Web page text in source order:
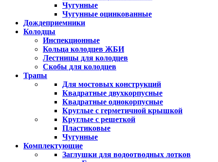
Чугунные
Чугунные оцинкованные
Дождеприемники
Колодцы
Инспекционные
Кольца колодцев ЖБИ
Лестницы для колодцев
Скобы для колодцев
Трапы
Для мостовых конструкций
Квадратные двухкорпусные
Квадратные однокорпусные
Круглые с герметичной крышкой
Круглые с решеткой
Пластиковые
Чугунные
Комплектующие
Заглушки для водоотводных лотков